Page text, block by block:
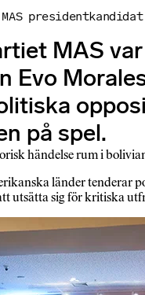
MAS
Evo
på spel.
händelse rum i
länder tenderar
utsätta sig för kritiska